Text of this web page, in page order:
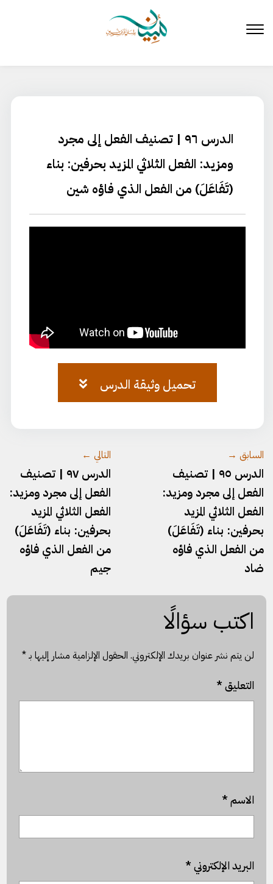
المحتوى
الدرس ٩٦ | تصنيف الفعل إلى مجرد
ومزيد: الفعل الثلاثي المزيد بحرفين: بناء
(تَفَاعَلَ) من الفعل الذي فاؤه شين
تحميل وثيقة الدرس
السابق →
الدرس ٩٥ | تصنيف
الفعل إلى مجرد ومزيد:
الفعل الثلاثي المزيد
بحرفين: بناء (تَفَاعَلَ)
من الفعل الذي فاؤه
ضاد
التالي ←
الدرس ٩٧ | تصنيف
الفعل إلى مجرد ومزيد:
الفعل الثلاثي المزيد
بحرفين: بناء (تَفَاعَلَ)
من الفعل الذي فاؤه
جيم
اكتب سؤالًا
لن يتم نشر عنوان بريدك الإلكتروني. الحقول الإلزامية مشار إليها بـ*
التعليق*
الاسم*
البريد الإلكتروني*